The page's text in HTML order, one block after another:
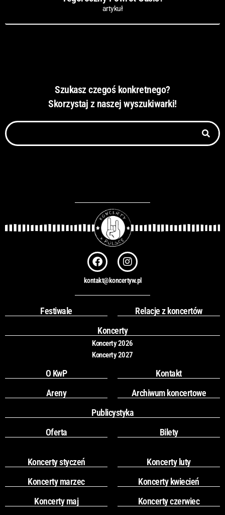
artykuł
Szukasz czegoś konkretnego?
Skorzystaj z naszej wyszukiwarki!
Szukaj
F
a
c
e
b
o
k
I
n
s
t
a
r
a
m
kontakt@koncertyw.pl
Festiwale
Relacje z koncertów
Koncerty
Koncerty 2026
Koncerty 2027
O KwP
Kontakt
Areny
Archiwum koncertowe
Publicystyka
Oferta
Bilety
Koncerty styczeń
Koncerty luty
Koncerty marzec
Koncerty kwiecień
Koncerty maj
Koncerty czerwiec